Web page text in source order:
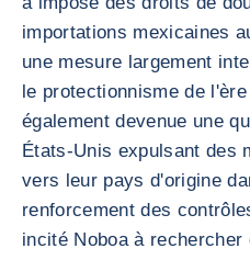
importations mexicaines
une mesure largement
le protectionnisme de
également devenue une
États-Unis expulsant des
vers leur pays d'origine
renforcement des
incité Noboa à